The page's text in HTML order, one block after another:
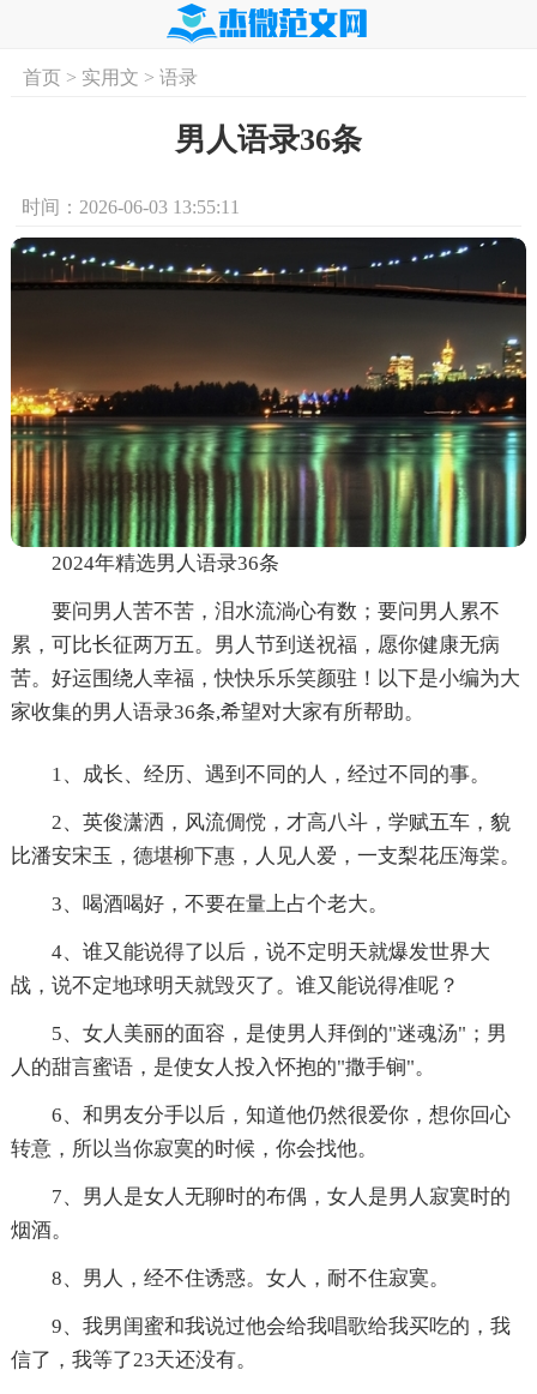
首页 实用文
首页> 实用文 > 语录
男人语录36条
时间：2026-06-03 13:55:11
2024年精选男人语录36条
要问男人苦不苦，泪水流淌心有数；要问男人累不
累，可比长征两万五。男人节到送祝福，愿你健康无病
苦。好运围绕人幸福，快快乐乐笑颜驻！以下是小编为大
家收集的男人语录36条,希望对大家有所帮助。
1、成长、经历、遇到不同的人，经过不同的事。
2、英俊潇洒，风流倜傥，才高八斗，学赋五车，貌
比潘安宋玉，德堪柳下惠，人见人爱，一支梨花压海棠。
3、喝酒喝好，不要在量上占个老大。
4、谁又能说得了以后，说不定明天就爆发世界大
战，说不定地球明天就毁灭了。谁又能说得准呢？
5、女人美丽的面容，是使男人拜倒的"迷魂汤"；男
人的甜言蜜语，是使女人投入怀抱的"撒手锏"。
6、和男友分手以后，知道他仍然很爱你，想你回心
转意，所以当你寂寞的时候，你会找他。
7、男人是女人无聊时的布偶，女人是男人寂寞时的
烟酒。
8、男人，经不住诱惑。女人，耐不住寂寞。
9、我男闺蜜和我说过他会给我唱歌给我买吃的，我
信了，我等了23天还没有。